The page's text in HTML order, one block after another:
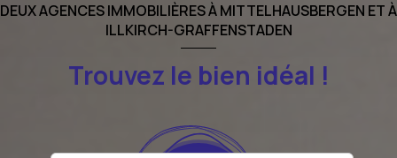
DEUX AGENCES IMMOBILIÈRES À MITTELHAUSBERGEN ET À
ILLKIRCH-GRAFFENSTADEN
Trouvez le bien idéal !